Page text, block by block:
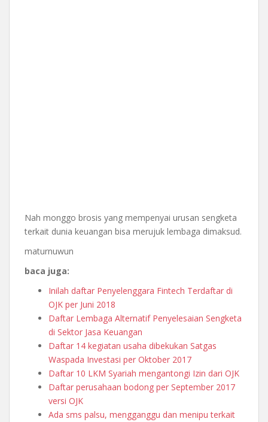
Nah monggo brosis yang mempenyai urusan sengketa
terkait dunia keuangan bisa merujuk lembaga dimaksud.
maturnuwun
baca juga:
Inilah daftar Penyelenggara Fintech Terdaftar di
OJK per Juni 2018
Daftar Lembaga Alternatif Penyelesaian Sengketa
di Sektor Jasa Keuangan
Daftar 14 kegiatan usaha dibekukan Satgas
Waspada Investasi per Oktober 2017
Daftar 10 LKM Syariah mengantongi Izin dari OJK
Daftar perusahaan bodong per September 2017
versi OJK
Ada sms palsu, mengganggu dan menipu terkait